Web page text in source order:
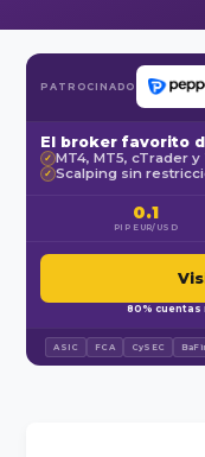
PATROCINADO
El broker favorito
✓ MT4, MT5, cTrader
✓ Scalping sin
0.1
PIP EUR/USD
80% cuentas
ASIC FCA CySEC